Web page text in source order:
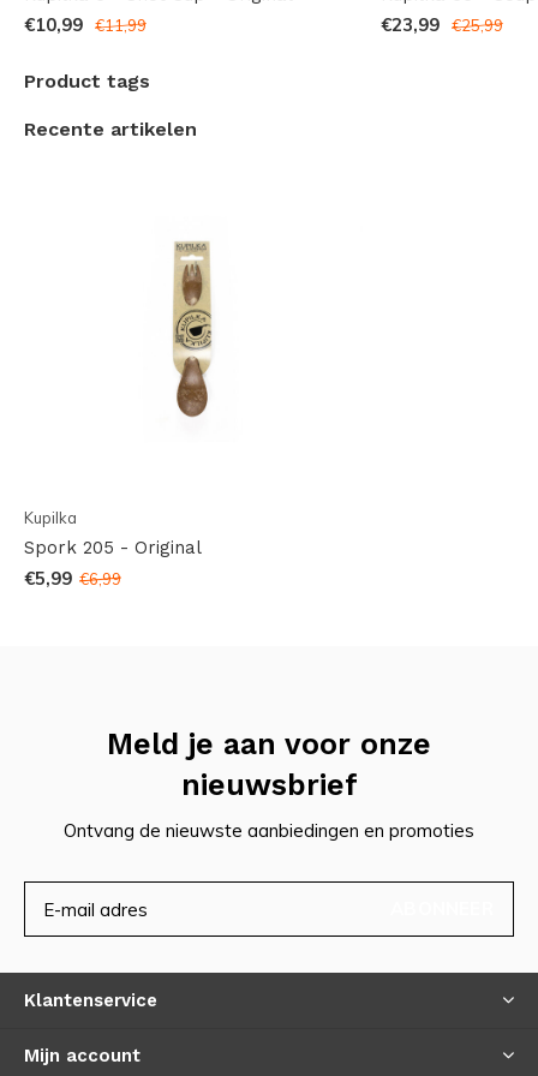
Indien er grotere aantallen, eventueel met een laser-
contact opnemen met onze klantenservice voor
€10,99 €11,99 €23,99 €25,99
Product tags
Recente artikelen
Kupilka
Spork 205 - Original
€5,99 €6,99
Meld je aan voor onze
nieuwsbrief
Ontvang de nieuwste aanbiedingen en promoties
Klantenservice
Mijn account